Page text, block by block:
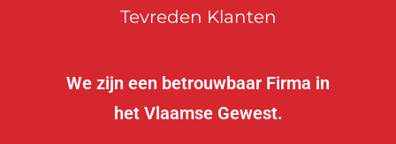
Tevreden Klanten
We zijn een betrouwbaar Firma in
het Vlaamse Gewest.